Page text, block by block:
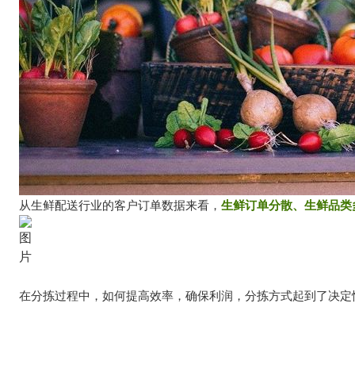
从生鲜配送行业的客户订单数据来看， 生鲜订单分散、生鲜品
在分拣过程中，如何提高效率，确保利润，分拣方式起到了决